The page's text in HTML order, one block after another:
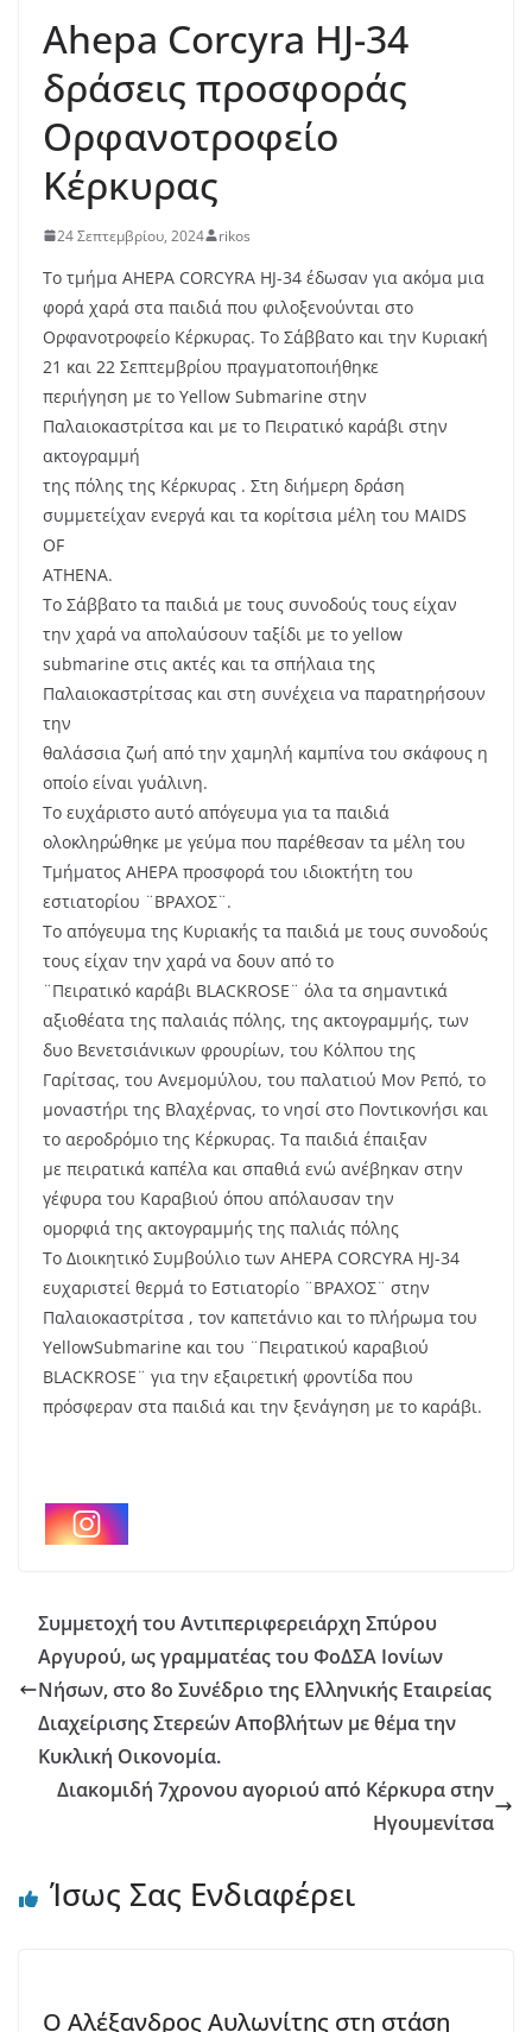
Ahepa Corcyra HJ-34
δράσεις προσφοράς
Ορφανοτροφείο
Κέρκυρας
24 Σεπτεμβρίου, 2024 rikos
Το τμήμα ΑHEPA CORCYRA HJ-34 έδωσαν για ακόμα μια
φορά χαρά στα παιδιά που φιλοξενούνται στο
Ορφανοτροφείο Κέρκυρας. Το Σάββατο και την Κυριακή
21 και 22 Σεπτεμβρίου πραγματοποιήθηκε
περιήγηση με το Yellow Submarine στην
Παλαιοκαστρίτσα και με το Πειρατικό καράβι στην
ακτογραμμή
της πόλης της Κέρκυρας . Στη διήμερη δράση
συμμετείχαν ενεργά και τα κορίτσια μέλη του MAIDS
OF
ATHENA.
Το Σάββατο τα παιδιά µε τους συνοδούς τους είχαν
την χαρά να απολαύσουν ταξίδι με το yellow
submarine στις ακτές και τα σπήλαια της
Παλαιοκαστρίτσας και στη συνέχεια να παρατηρήσουν
την
θαλάσσια ζωή από την χαμηλή καμπίνα του σκάφους η
οποίο είναι γυάλινη.
Το ευχάριστο αυτό απόγευμα για τα παιδιά
ολοκληρώθηκε µε γεύμα που παρέθεσαν τα µέλη του
Τμήματος ΑΗΕΡΑ προσφορά του ιδιοκτήτη του
εστιατορίου ¨ΒΡΑΧΟΣ¨.
Το απόγευμα της Κυριακής τα παιδιά µε τους συνοδούς
τους είχαν την χαρά να δουν από το
¨Πειρατικό καράβι BLACKROSE¨ όλα τα σημαντικά
αξιοθέατα της παλαιάς πόλης, της ακτογραμμής, των
δυο Βενετσιάνικων φρουρίων, του Κόλπου της
Γαρίτσας, του Ανεμομύλου, του παλατιού Μον Ρεπό, το
μοναστήρι της Βλαχέρνας, το νησί στο Ποντικονήσι και
το αεροδρόμιο της Κέρκυρας. Τα παιδιά έπαιξαν
με πειρατικά καπέλα και σπαθιά ενώ ανέβηκαν στην
γέφυρα του Καραβιού όπου απόλαυσαν την
ομορφιά της ακτογραμμής της παλιάς πόλης
Το Διοικητικό Συμβούλιο των ΑΗΕΡΑ CORCYRA HJ-34
ευχαριστεί θερμά το Εστιατορίο ¨ΒΡΑΧΟΣ¨ στην
Παλαιοκαστρίτσα , τον καπετάνιο και το πλήρωμα του
YellowSubmarine και του ¨Πειρατικού καραβιού
BLACKROSE¨ για την εξαιρετική φροντίδα που
πρόσφεραν στα παιδιά και την ξενάγηση με το καράβι.
Συμμετοχή του Αντιπεριφερειάρχη Σπύρου
Αργυρού, ως γραμματέας του ΦοΔΣΑ Ιονίων
Νήσων, στο 8ο Συνέδριο της Ελληνικής Εταιρείας
Διαχείρισης Στερεών Αποβλήτων με θέμα την
Κυκλική Οικονομία.
Διακομιδή 7χρονου αγοριού από Κέρκυρα στην
Ηγουμενίτσα
Ίσως Σας Ενδιαφέρει
Ο Αλέξανδρος Αυλωνίτης στη στάση